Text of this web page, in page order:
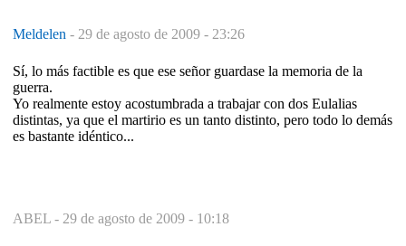
Meldelen - 29 de agosto de 2009 - 23:26
Sí, lo más factible es que ese señor guardase la memoria de la
guerra.
Yo realmente estoy acostumbrada a trabajar con dos Eulalias
distintas, ya que el martirio es un tanto distinto, pero todo lo demás
es bastante idéntico...
ABEL - 29 de agosto de 2009 - 10:18